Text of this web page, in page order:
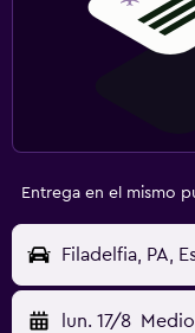
Entrega en el mismo
lun. 17/8